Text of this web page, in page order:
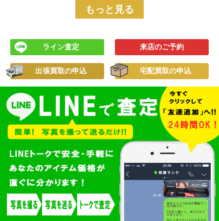
もっと見る
ライン査定 来店のご予約
出張買取の申込 宅配買取の申込